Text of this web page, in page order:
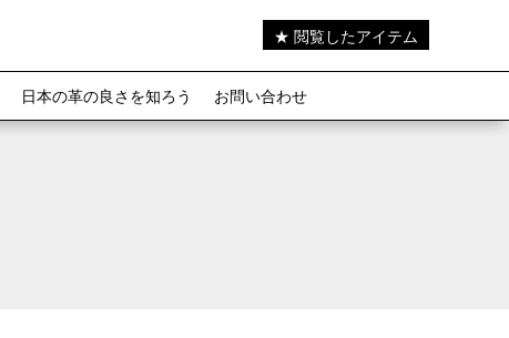
★ 閲覧したアイテム
日本の革の良さを知ろう お問い合わせ